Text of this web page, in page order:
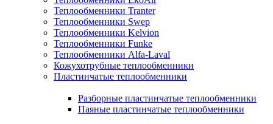
Теплообменники Tranter
Теплообменники Swep
Теплообменники Kelvion
Теплообменники Funke
Теплообменники Alfa-Laval
Кожухотрубные теплообменники
Пластинчатые теплообменники
Разборные пластинчатые теплообменники
Паяные пластинчатые теплообменники